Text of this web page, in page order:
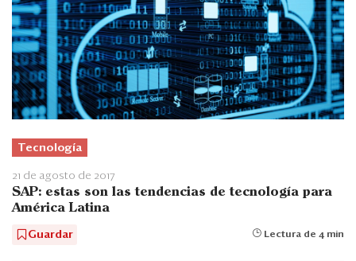
Tecnología
21 de agosto de 2017
SAP: estas son las tendencias de tecnología para
América Latina
Guardar Lectura de 4 min